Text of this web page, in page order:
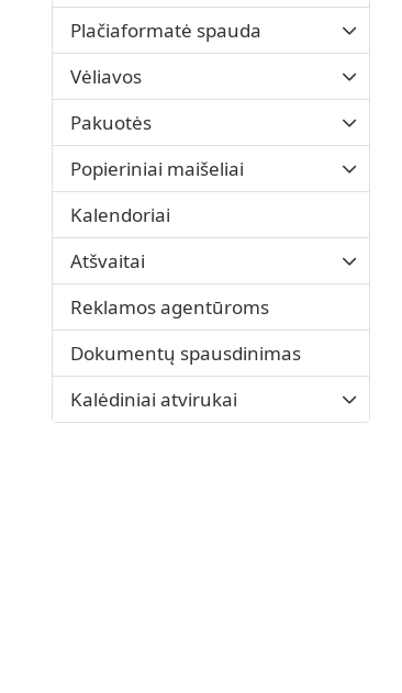
Plačiaformatė spauda
Vėliavos
Pakuotės
Popieriniai maišeliai
Kalendoriai
Atšvaitai
Reklamos agentūroms
Dokumentų spausdinimas
Kalėdiniai atvirukai